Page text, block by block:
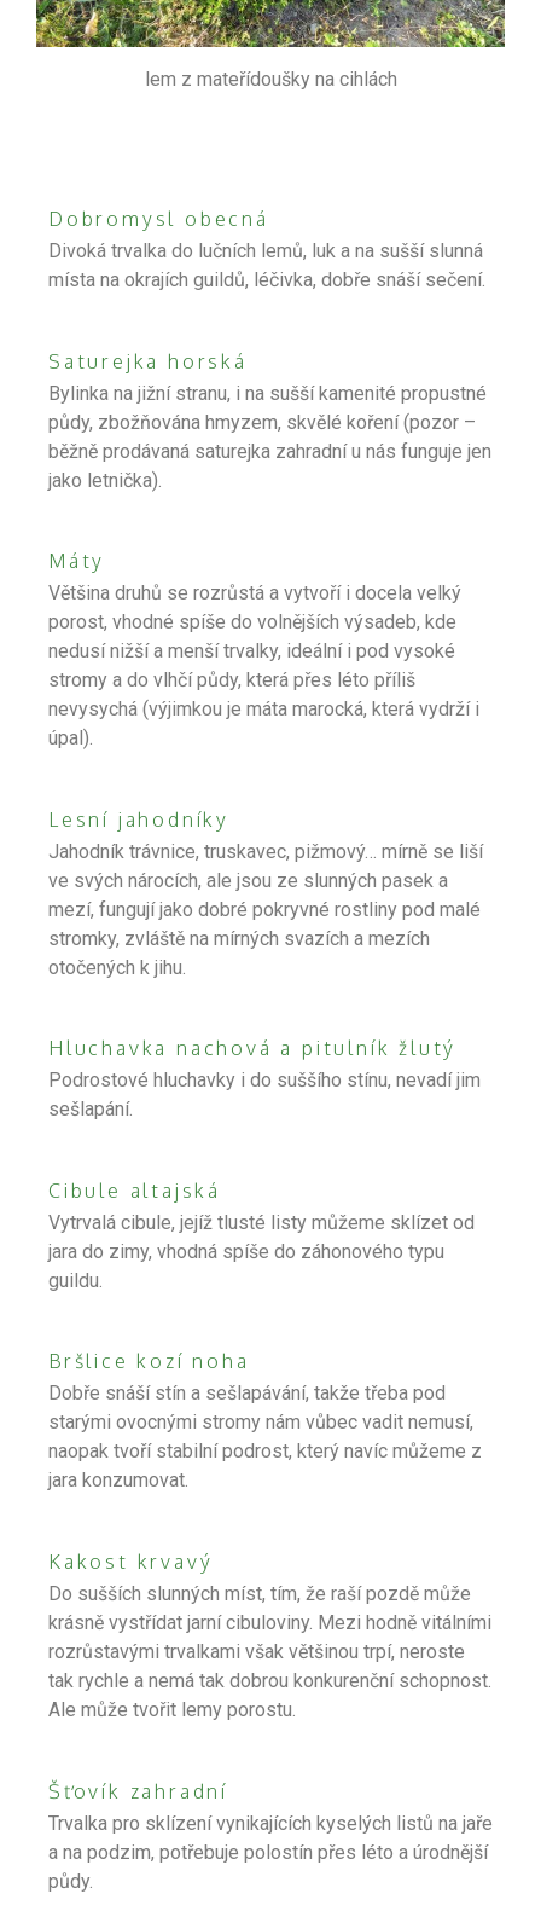
lem z mateřídoušky na cihlách
Dobromysl obecná
Divoká trvalka do lučních lemů, luk a na sušší slunná
místa na okrajích guildů, léčivka, dobře snáší sečení.
Saturejka horská
Bylinka na jižní stranu, i na sušší kamenité propustné
půdy, zbožňována hmyzem, skvělé koření (pozor –
běžně prodávaná saturejka zahradní u nás funguje jen
jako letnička).
Máty
Většina druhů se rozrůstá a vytvoří i docela velký
porost, vhodné spíše do volnějších výsadeb, kde
nedusí nižší a menší trvalky, ideální i pod vysoké
stromy a do vlhčí půdy, která přes léto příliš
nevysychá (výjimkou je máta marocká, která vydrží i
úpal).
Lesní jahodníky
Jahodník trávnice, truskavec, pižmový… mírně se liší
ve svých nárocích, ale jsou ze slunných pasek a
mezí, fungují jako dobré pokryvné rostliny pod malé
stromky, zvláště na mírných svazích a mezích
otočených k jihu.
Hluchavka nachová a pitulník žlutý
Podrostové hluchavky i do suššího stínu, nevadí jim
sešlapání.
Cibule altajská
Vytrvalá cibule, jejíž tlusté listy můžeme sklízet od
jara do zimy, vhodná spíše do záhonového typu
guildu.
Bršlice kozí noha
Dobře snáší stín a sešlapávání, takže třeba pod
starými ovocnými stromy nám vůbec vadit nemusí,
naopak tvoří stabilní podrost, který navíc můžeme z
jara konzumovat.
Kakost krvavý
Do sušších slunných míst, tím, že raší pozdě může
krásně vystřídat jarní cibuloviny. Mezi hodně vitálními
rozrůstavými trvalkami však většinou trpí, neroste
tak rychle a nemá tak dobrou konkurenční schopnost.
Ale může tvořit lemy porostu.
Šťovík zahradní
Trvalka pro sklízení vynikajících kyselých listů na jaře
a na podzim, potřebuje polostín přes léto a úrodnější
půdy.